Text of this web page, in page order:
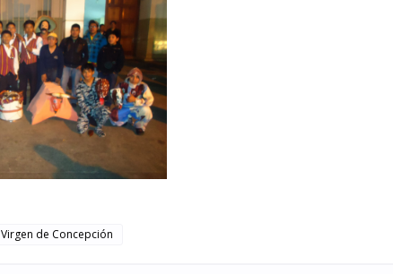
Virgen de Concepción